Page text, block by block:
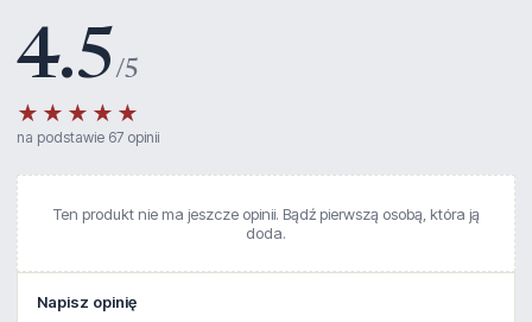
4.5/5
★★★★★
na podstawie 67 opinii
Ten produkt nie ma jeszcze opinii. Bądź pierwszą osobą, która ją
doda.
Napisz opinię